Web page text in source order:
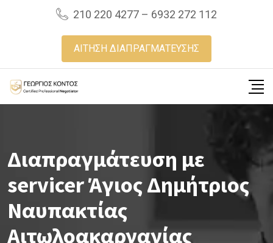
210 220 4277 – 6932 272 112
ΑΙΤΗΣΗ ΔΙΑΠΡΑΓΜΑΤΕΥΣΗΣ
Διαπραγμάτευση με
servicer Άγιος Δημήτριος
Ναυπακτίας
Αιτωλοακαρνανίας